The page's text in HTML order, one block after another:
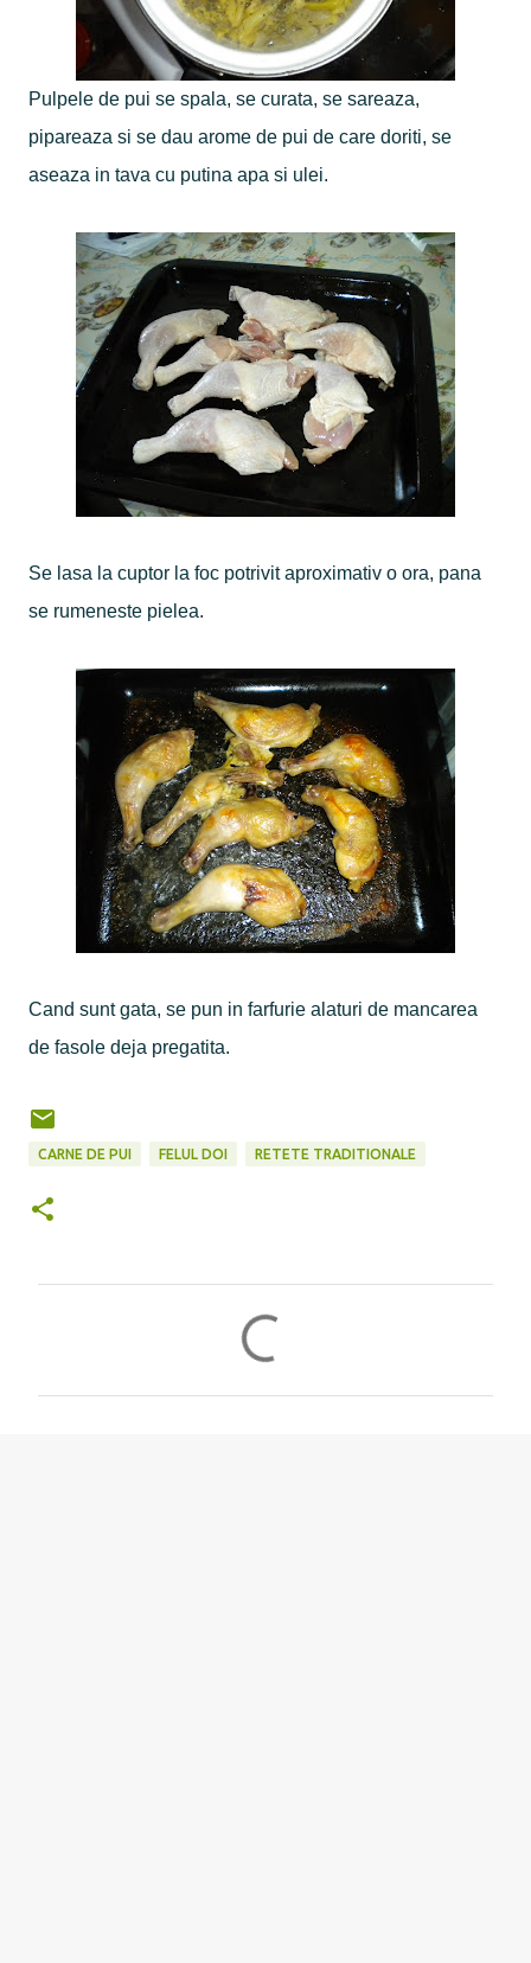
Pulpele de pui se spala, se curata, se sareaza,
pipareaza si se dau arome de pui de care doriti, se
aseaza in tava cu putina apa si ulei.
Se lasa la cuptor la foc potrivit aproximativ o ora, pana
se rumeneste pielea.
Cand sunt gata, se pun in farfurie alaturi de mancarea
de fasole deja pregatita.
CARNE DE PUI FELUL DOI RETETE TRADITIONALE